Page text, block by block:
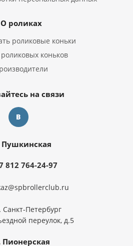
О роликах
роликовые коньки
коньков
на связи
812 764-24-97
Санкт-Петербург
переулок, д.5
Пионерская